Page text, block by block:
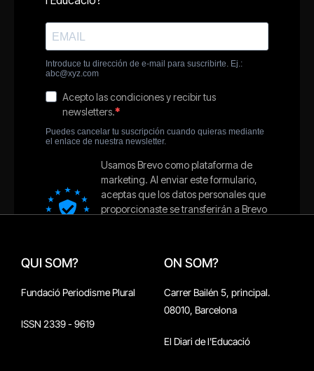
QUI SOM?
Fundació Periodisme Plural
ISSN 2339 - 9619
ON SOM?
Carrer Bailén 5, principal.
08010, Barcelona
El Diari de l'Educació